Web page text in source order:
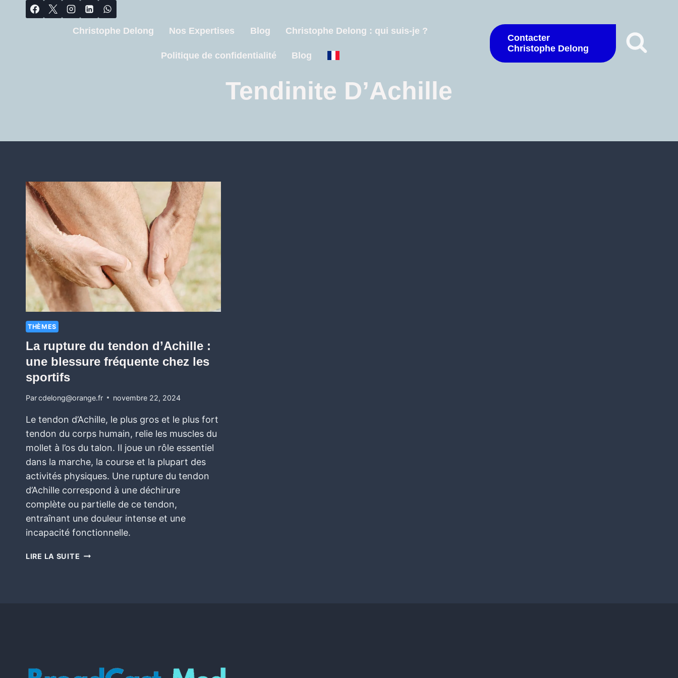
Christophe Delong Nos Expertises Blog Christophe Delong : qui suis-je ?
Politique de confidentialité Blog
Contacter
Christophe Delong
Tendinite D’Achille
THÈMES
La rupture du tendon d’Achille :
une blessure fréquente chez les
sportifs
Parcdelong@orange.fr novembre 22, 2024
Le tendon d’Achille, le plus gros et le plus fort
tendon du corps humain, relie les muscles du
mollet à l’os du talon. Il joue un rôle essentiel
dans la marche, la course et la plupart des
activités physiques. Une rupture du tendon
d’Achille correspond à une déchirure
complète ou partielle de ce tendon,
entraînant une douleur intense et une
incapacité fonctionnelle.
LIRE LA SUITE